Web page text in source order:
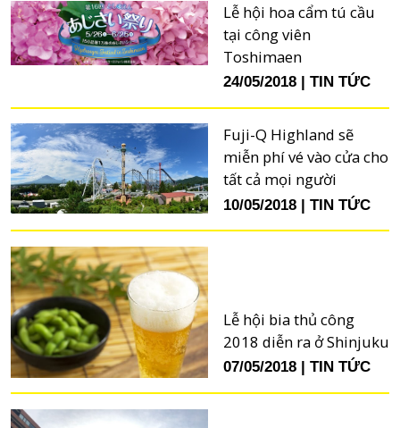
Lễ hội hoa cẩm tú cầu
tại công viên
Toshimaen
24/05/2018 TIN TỨC
Fuji-Q Highland sẽ
miễn phí vé vào cửa cho
tất cả mọi người
10/05/2018 TIN TỨC
Lễ hội bia thủ công
2018 diễn ra ở Shinjuku
07/05/2018 TIN TỨC